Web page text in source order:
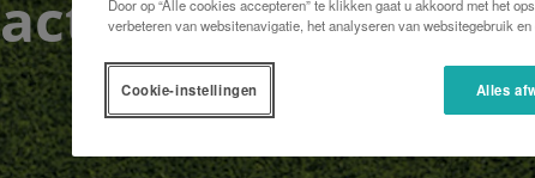
met ons op
Door op “Alle cookies accepteren” te klikken gaat u akkoord met het
verbeteren van websitenavigatie, het analyseren van websitegebruik
Alles
Cookie-instellingen